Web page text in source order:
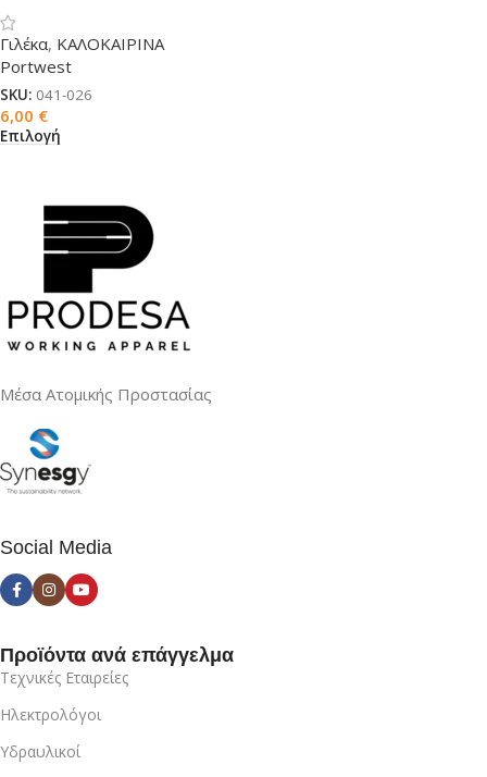
Γιλέκα, ΚΑΛΟΚΑΙΡΙΝΑ
Portwest
SKU: 041-026
6,00 €
Επιλογή
Μέσα Ατομικής Προστασίας
Social Media
Προϊόντα ανά επάγγελμα
Τεχνικές Εταιρείες
Ηλεκτρολόγοι
Υδραυλικοί